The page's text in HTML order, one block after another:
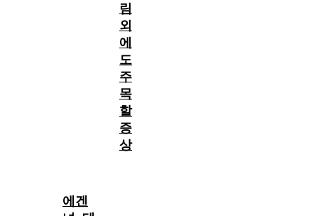
림
외
에
도
주
목
할
증
상
에겐